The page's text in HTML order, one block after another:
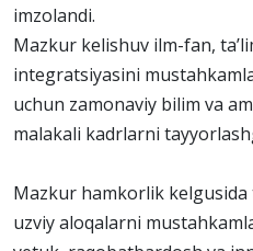
imzolandi.
Mazkur kelishuv ilm-fan,
integratsiyasini
uchun zamonaviy bilim va
malakali kadrlarni
Mazkur hamkorlik kelgusida
uzviy aloqalarni